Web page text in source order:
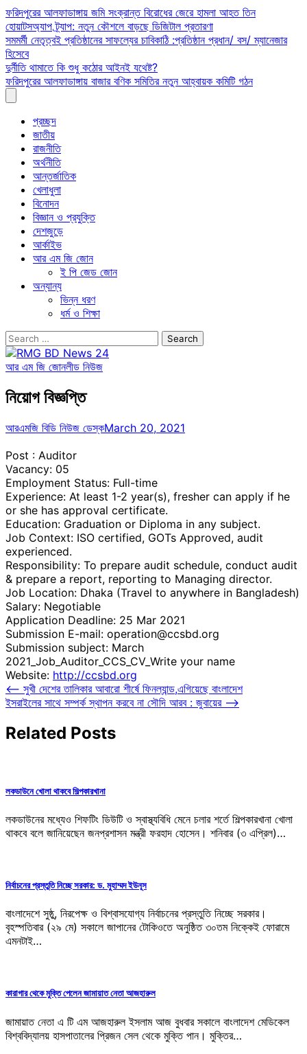
Skip
to
content
ফরিদপুরের আলফাডাঙ্গায় জমি সংক্রান্ত বিরোধের জেরে হামলা আহত তিন
হোয়াটসঅ্যাপ ট্র্যাপ: নতুন কৌশলে বাড়ছে ডিজিটাল প্রতারণা
সমমর্মী নেতৃত্বই প্রতিষ্ঠানের সাফল্যের চাবিকাঠি :প্রতিষ্ঠান প্রধান/ বস/ ম্যানেজার
হিসেবে
দুর্নীতি থামাতে কি শুধু কঠোর আইনই যথেষ্ট?
ফরিদপুরের আলফাডাঙ্গায় বাজার বণিক সমিতির নতুন আহ্বায়ক কমিটি গঠন
প্রচ্ছদ
জাতীয়
রাজনীতি
অর্থনীতি
আন্তর্জাতিক
খেলাধুলা
বিনোদন
বিজ্ঞান ও প্রযুক্তি
দেশজুড়ে
আর্কাইভ
আর এম জি জোন
ই পি জেড জোন
অন্যান্য
ভিন্ন ধরণ
ধর্ম ও শিক্ষা
Search
for:
আর এম জি জোনলীড নিউজ
নিয়োগ বিজ্ঞপ্তি
আরএমজি বিডি নিউজ ডেস্কMarch 20, 2021
Post : Auditor
Vacancy: 05
Employment Status: Full-time
Experience: At least 1-2 year(s), fresher can apply if he
or she has approval certificate.
Education: Graduation or Diploma in any subject.
Job Context: ISO certified, GOTs Approved, audit
experienced.
Responsibility: To prepare audit schedule, conduct audit
& prepare a report, reporting to Managing director.
Job Location: Dhaka (Travel to anywhere in Bangladesh)
Salary: Negotiable
Application Deadline: 25 Mar 2021
Submission E-mail: operation@ccsbd.org
Submission subject: March
2021_Job_Auditor_CCS_CV_Write your name
Website: http://ccsbd.org
Post
navigation
⟵ সুখী দেশের তালিকার আবারো শীর্ষে ফিনল্যান্ড,এগিয়েছে বাংলাদেশ
ইসরাইলের সাথে সম্পর্ক স্থাপন করবে না সৌদি আরব : জুবায়ের ⟶
Related Posts
লকডাউনে খোলা থাকবে শিল্পকারখানা
লকডাউনের মধ্যেও শিফটিং ডিউটি ও স্বাস্থ্যবিধি মেনে চলার শর্তে শিল্পকারখানা খোলা
থাকবে বলে জানিয়েছেন জনপ্রশাসন মন্ত্রী ফরহাদ হোসেন। শনিবার (৩ এপ্রিল)…
নির্বাচনের প্রস্তুতি নিচ্ছে সরকার: ড. মুহাম্মদ ইউনূস
বাংলাদেশে সুষ্ঠু, নিরপেক্ষ ও বিশ্বাসযোগ্য নির্বাচনের প্রস্তুতি নিচ্ছে সরকার।
বৃহস্পতিবার (২৯ মে) সকালে জাপানের টোকিওতে অনুষ্ঠিত ৩০তম নিক্কেই ফোরামে
এমনটাই…
কারাগার থেকে মুক্তি পেলেন জামায়াত নেতা আজহারুল
জামায়াত নেতা এ টি এম আজহারুল ইসলাম আজ বুধবার সকালে বাংলাদেশ মেডিকেল
বিশ্ববিদ্যালয় হাসপাতালের প্রিজন সেল থেকে মুক্তি পান। মুক্তির…